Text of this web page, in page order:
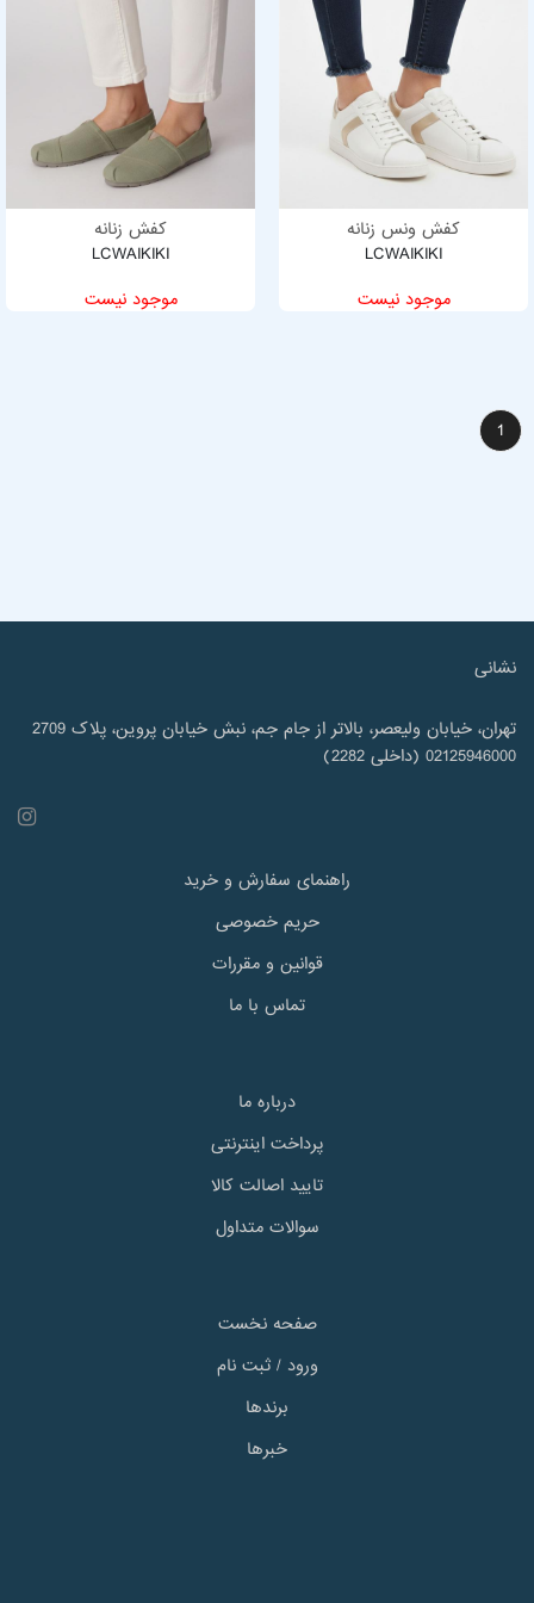
کفش ونس زنانه
LCWAIKIKI
موجود نیست
کفش زنانه
LCWAIKIKI
موجود نیست
1
نشانی
تهران، خیابان ولیعصر، بالاتر از جام جم، نبش خیابان پروین، پلاک 2709
02125946000 (داخلی 2282)
راهنمای سفارش و خرید
حریم خصوصی
قوانین و مقررات
تماس با ما
درباره ما
پرداخت اینترنتی
تایید اصالت کالا
سوالات متداول
صفحه نخست
ورود / ثبت نام
برندها
خبرها